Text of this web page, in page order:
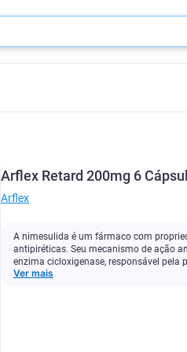
Arflex Retard 200mg 6
Arflex
A nimesulida é um fármaco com
antipiréticas. Seu mecanismo de ação
enzima cicloxigenase, responsável pela
Ver mais